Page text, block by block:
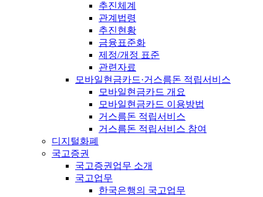
추진체계
관계법령
추진현황
금융표준화
제정/개정 표준
관련자료
모바일현금카드·거스름돈 적립서비스
모바일현금카드 개요
모바일현금카드 이용방법
거스름돈 적립서비스
거스름돈 적립서비스 참여
디지털화폐
국고증권
국고증권업무 소개
국고업무
한국은행의 국고업무